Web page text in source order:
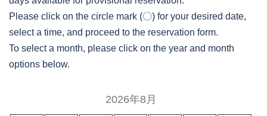
Please click on the circle mark (〇) for your desired date,
select a time, and proceed to the reservation form.
To select a month, please click on the year and month
options below.
2026年8月